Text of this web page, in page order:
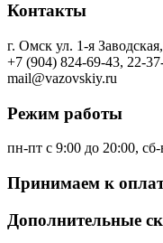
Контакты
г. Омск ул. 1-я
+7 (904) 824-69-43, 22-
mail@vazovskiy.ru
Режим работы
пн-пт с 9:00 до 20:00,
Принимаем к
Дополнительные